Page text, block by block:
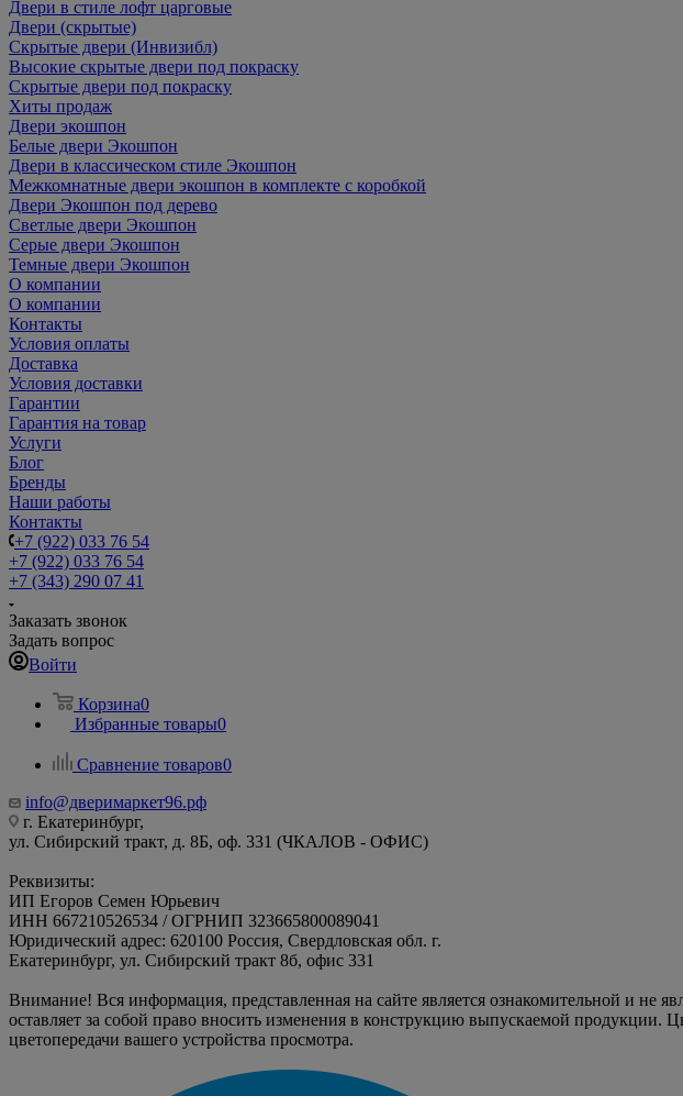
Двери в стиле лофт царговые
Двери (скрытые)
Скрытые двери (Инвизибл)
Высокие скрытые двери под покраску
Скрытые двери под покраску
Хиты продаж
Двери экошпон
Белые двери Экошпон
Двери в классическом стиле Экошпон
Межкомнатные двери экошпон в комплекте с коробкой
Двери Экошпон под дерево
Светлые двери Экошпон
Серые двери Экошпон
Темные двери Экошпон
О компании
О компании
Контакты
Условия оплаты
Доставка
Условия доставки
Гарантии
Гарантия на товар
Услуги
Блог
Бренды
Наши работы
Контакты
+7 (922) 033 76 54
+7 (922) 033 76 54
+7 (343) 290 07 41
Заказать звонок
Задать вопрос
Войти
Корзина0
Избранные товары0
Сравнение товаров0
info@дверимаркет96.рф
г. Екатеринбург,
ул. Сибирский тракт, д. 8Б, оф. 331 (ЧКАЛОВ - ОФИС)
Реквизиты:
ИП Егоров Семен Юрьевич
ИНН 667210526534 / ОГРНИП 323665800089041
Юридический адрес: 620100 Россия, Свердловская обл. г.
Екатеринбург, ул. Сибирский тракт 8б, офис 331
Внимание! Вся информация, представленная на сайте является ознакомительной и не
оставляет за собой право вносить изменения в конструкцию выпускаемой продукции.
цветопередачи вашего устройства просмотра.